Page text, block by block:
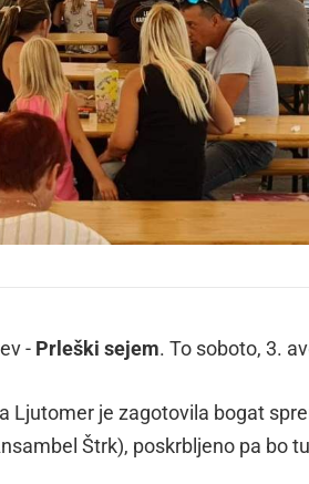
- Prleški sejem. To soboto, 3.
Ljutomer je zagotovila bogat
Štrk), poskrbljeno pa bo